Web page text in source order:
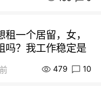
一个居留，女，
吗？我工作稳定是
479 10